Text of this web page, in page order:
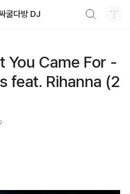
굴다방 DJ
You Came For -
feat. Rihanna (2